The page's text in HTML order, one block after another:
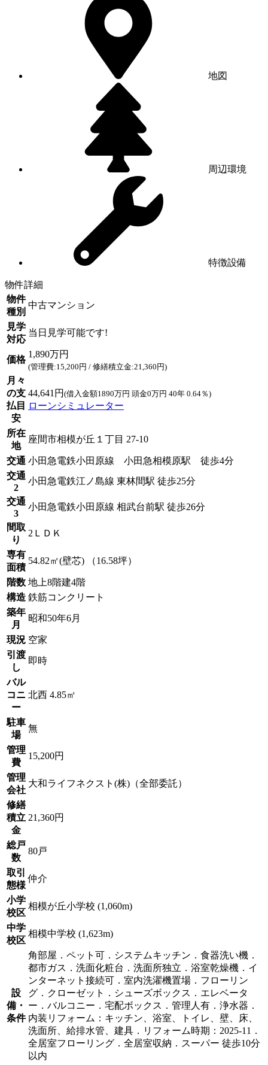
地図
周辺環境
特徴設備
物件詳細
物件
種別
中古マンション
見学
対応
当日見学可能です!
価格
1,890万円
(管理費:15,200円 / 修繕積立金:21,360円)
月々
の支
払目
安
44,641円 (借入金額1890万円 頭金0万円 40年 0.64％)
ローンシミュレーター
所在
地
座間市相模が丘１丁目 27-10
交通 小田急電鉄小田原線 小田急相模原駅 徒歩4分
交通
2
小田急電鉄江ノ島線 東林間駅 徒歩25分
交通
3
小田急電鉄小田原線 相武台前駅 徒歩26分
間取
り
2ＬＤＫ
専有
面積
54.82㎡(壁芯) （16.58坪）
階数 地上8階建4階
構造 鉄筋コンクリート
築年
月
昭和50年6月
現況 空家
引渡
し
即時
バル
コニ
ー
北西 4.85㎡
駐車
場
無
管理
費
15,200円
管理
会社
大和ライフネクスト(株)（全部委託）
修繕
積立
金
21,360円
総戸
数
80戸
取引
態様
仲介
小学
校区
相模が丘小学校 (1,060m)
中学
校区
相模中学校 (1,623m)
設
備・
条件
角部屋．ペット可．システムキッチン．食器洗い機．
都市ガス．洗面化粧台．洗面所独立．浴室乾燥機．イ
ンターネット接続可．室内洗濯機置場．フローリン
グ．クローゼット．シューズボックス．エレベータ
ー．バルコニー．宅配ボックス．管理人有．浄水器．
内装リフォーム：キッチン、浴室、トイレ、壁、床、
洗面所、給排水管、建具．リフォーム時期：2025-11．
全居室フローリング．全居室収納．スーパー 徒歩10分
以内